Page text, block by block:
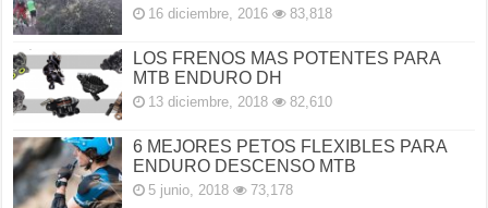
16 diciembre, 2016 83,818
LOS FRENOS MAS POTENTES PARA
MTB ENDURO DH
13 diciembre, 2018 82,610
6 MEJORES PETOS FLEXIBLES PARA
ENDURO DESCENSO MTB
5 junio, 2018 73,178